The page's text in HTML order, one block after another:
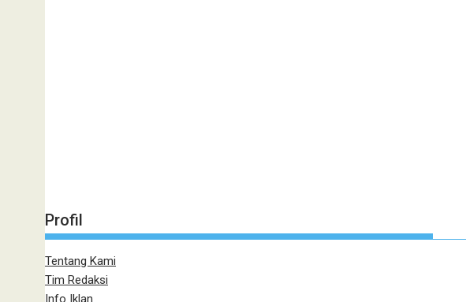
Profil
Tentang Kami
Tim Redaksi
Info Iklan